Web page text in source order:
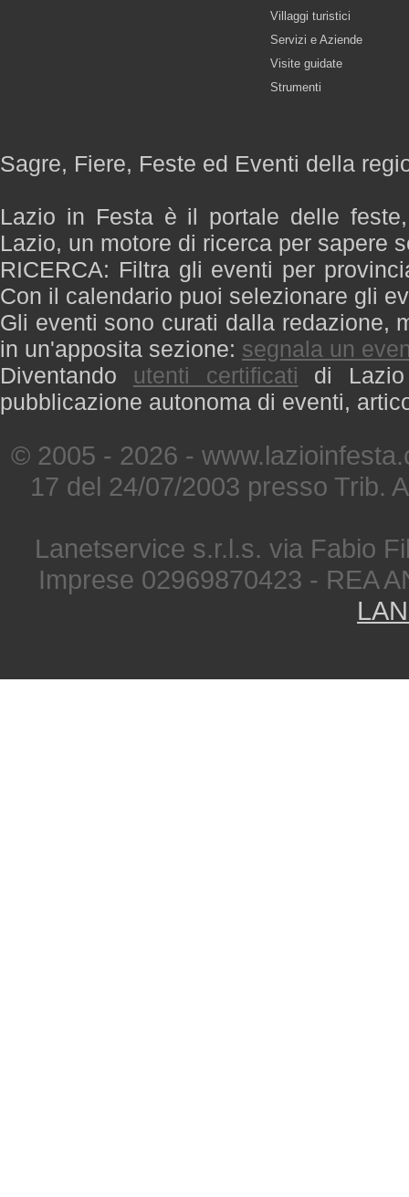
Villaggi turistici
Servizi e Aziende
Visite guidate
Strumenti
Sagre, Fiere, Feste ed Eventi della
Lazio in Festa è il portale delle
Lazio, un motore di ricerca per sapere
RICERCA: Filtra gli eventi per
Con il calendario puoi selezionare gli
Gli eventi sono curati dalla redazione,
in un'apposita sezione: segnala un
Diventando utenti certificati di
pubblicazione autonoma di eventi,
© 2005 - 2026 -
17 del 24/07/2003 presso Trib.
Lanetservice s.r.l.s. via Fabio
Imprese 02969870423 - REA